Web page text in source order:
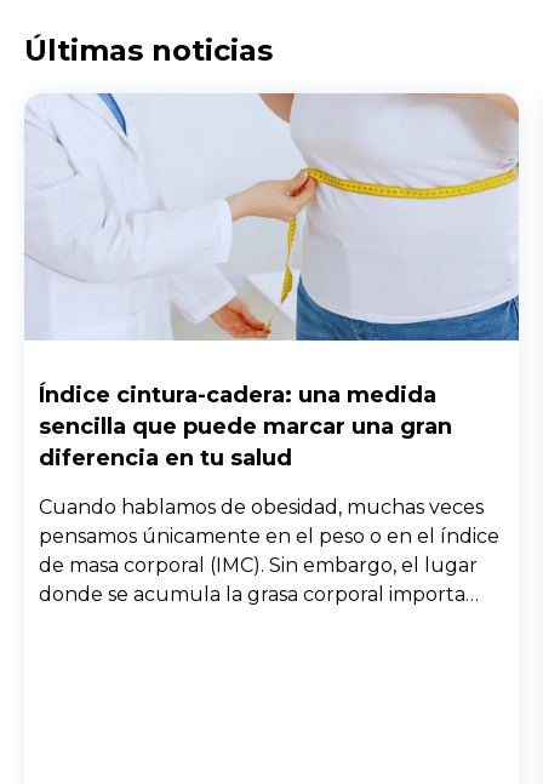
Últimas noticias
Índice cintura-cadera: una medida
sencilla que puede marcar una gran
diferencia en tu salud
Cuando hablamos de obesidad, muchas veces
pensamos únicamente en el peso o en el índice
de masa corporal (IMC). Sin embargo, el lugar
donde se acumula la grasa corporal importa